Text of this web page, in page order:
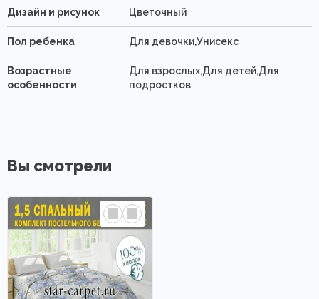
Дизайн и рисунок Цветочный
Пол ребенка Для девочки,Унисекс
Возрастные
особенности
Для взрослых,Для детей,Для
подростков
Вы смотрели